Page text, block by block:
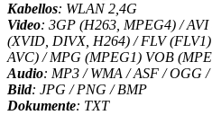
Kabellos: WLAN 2,4G
Video: 3GP (H263, MPEG4) /
(XVID, DIVX, H264) / FLV
AVC) / MPG (MPEG1) VOB
Audio: MP3 / WMA / ASF / OGG /
Bild: JPG / PNG / BMP
Dokumente: TXT